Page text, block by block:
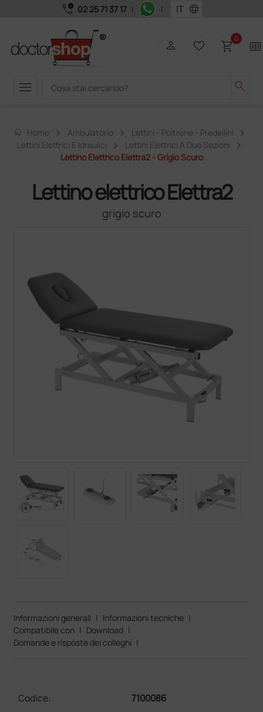
call_quality 02 25 71 37 17 | | language
menu search
person favorite_border shopping_cart0 two_pager
home Home Ambulatorio
Lettini - Poltrone - Predellini
Lettini Elettrici E Idraulici
Lettini Elettrici A Due Sezioni
Lettino Elettrico Elettra2 - Grigio Scuro
Lettino elettrico Elettra2
grigio scuro
Informazioni generali | Informazioni tecniche |
Compatibile con | Download |
Domande e risposte dei colleghi |
Codice:
7100086